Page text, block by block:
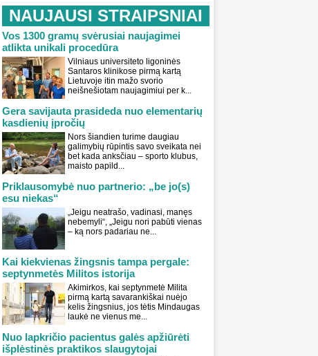
NAUJAUSI STRAIPSNIAI
Vos 1300 gramų svėrusiai naujagimei
atlikta unikali procedūra
Vilniaus universiteto ligoninės
Santaros klinikose pirmą kartą
Lietuvoje itin mažo svorio
neišnešiotam naujagimiui per k...
Gera savijauta prasideda nuo elementarių
kasdienių įpročių
Nors šiandien turime daugiau
galimybių rūpintis savo sveikata nei
bet kada anksčiau – sporto klubus,
maisto papild...
Priklausomybė nuo partnerio: „be jo(s)
esu niekas“
„Jeigu neatrašo, vadinasi, manęs
nebemyli“, „Jeigu nori pabūti vienas
– ką nors padariau ne...
Kai kiekvienas žingsnis tampa pergale:
septynmetės Militos istorija
Akimirkos, kai septynmetė Milita
pirmą kartą savarankiškai nuėjo
kelis žingsnius, jos tėtis Mindaugas
laukė ne vienus me...
Nuo lapkričio pacientus galės apžiūrėti
išplėstinės praktikos slaugytojai